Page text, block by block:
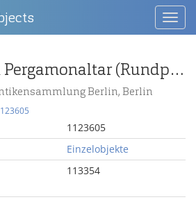
Fragment vom Pergamonaltar (Rundplastik oder Relief); Berlin:Relief / Statue (?), Fragment
Berlin, Berlin
1123605
Einzelobjekte
113354